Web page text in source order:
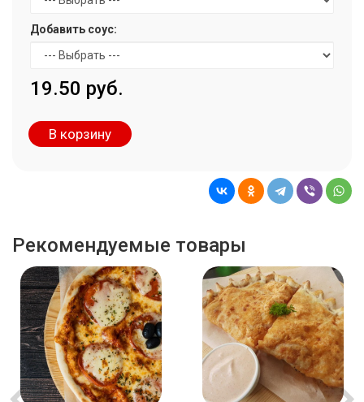
Добавить соус:
19.50 руб.
В корзину
Рекомендуемые товары